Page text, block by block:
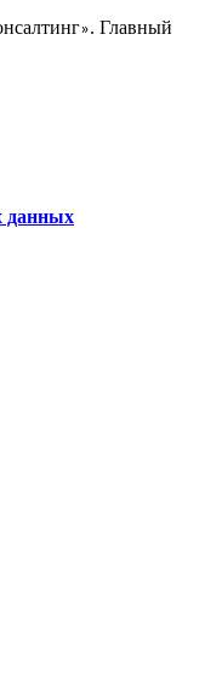
». Главный
данных